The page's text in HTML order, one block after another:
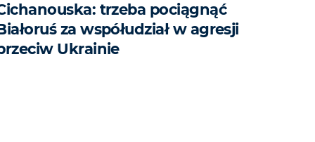
trzeba pociągnąć
za współudział w agresji
Ukrainie